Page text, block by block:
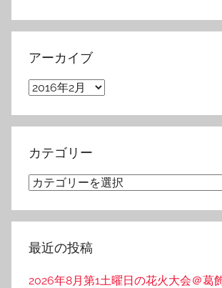
アーカイブ
ア
カ
イ
カテゴリー
カ
ゴ
リ
最近の投稿
2026年8月第1土曜日の花火大会＠葛